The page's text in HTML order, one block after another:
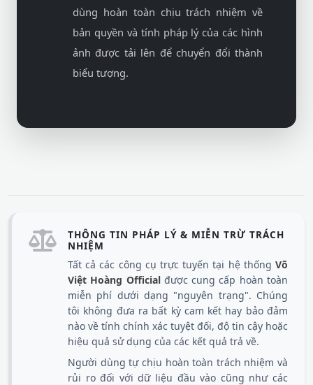
dùng hoàn toàn chịu trách nhiệm về
bản quyền và tính pháp lý của các hình
ảnh được tải lên để chuyển đổi thành
biểu tượng.
THÔNG TIN PHÁP LÝ & MIỄN TRỪ TRÁCH
NHIỆM
Tất cả các công cụ trực tuyến tại hệ thống Võ
Việt Hoàng Officialđược cung cấp hoàn toàn
miễn phí dưới dạng "nguyên trạng". Chúng
tôi không đưa ra bất kỳ cam kết hay bảo đảm
nào về tính chính xác tuyệt đối, độ tin cậy hoặc
hiệu quả sử dụng của các kết quả trả về.
Người dùng tự chịu hoàn toàn trách nhiệm và
rủi ro đối với dữ liệu đầu vào cũng như các